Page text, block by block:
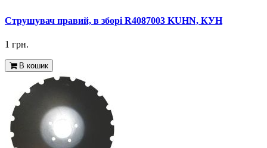
Струшувач правий, в зборі R4087003 KUHN, КУН
1 грн.
В кошик